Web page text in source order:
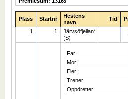
Plass Startnr
Hestens
navn
Tid
1 1
Järvsöfjellan*
(S)
Far:
Mor:
Eier:
Trener:
Oppdretter: